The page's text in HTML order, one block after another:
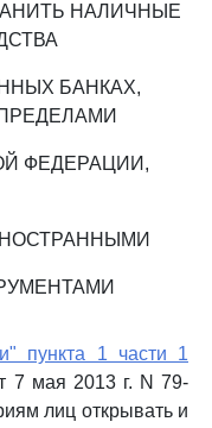
НАЛИЧНЫЕ
БАНКАХ,
ФЕДЕРАЦИИ,
пункта 1 части 1
7 мая 2013 г. N 79-
лиц открывать и